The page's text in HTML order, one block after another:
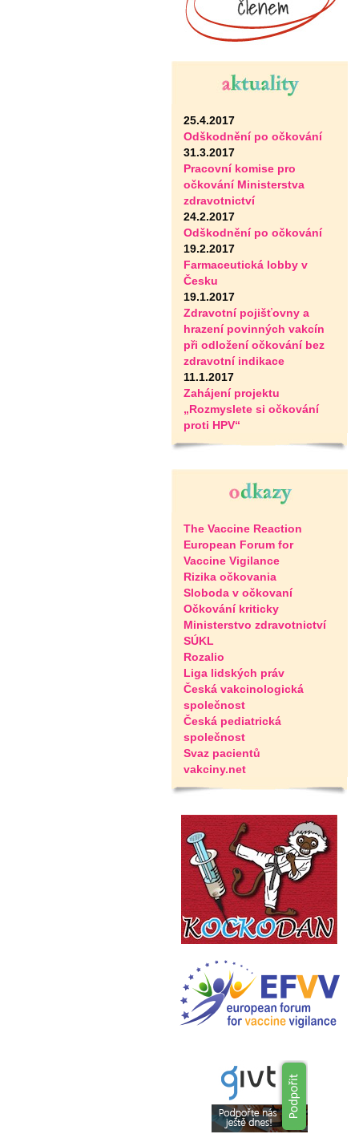
25.4.2017
Odškodnění po očkování
31.3.2017
Pracovní komise pro
očkování Ministerstva
zdravotnictví
24.2.2017
Odškodnění po očkování
19.2.2017
Farmaceutická lobby v
Česku
19.1.2017
Zdravotní pojišťovny a
hrazení povinných vakcín
při odložení očkování bez
zdravotní indikace
11.1.2017
Zahájení projektu
„Rozmyslete si očkování
proti HPV“
The Vaccine Reaction
European Forum for
Vaccine Vigilance
Rizika očkovania
Sloboda v očkovaní
Očkování kriticky
Ministerstvo zdravotnictví
SÚKL
Rozalio
Liga lidských práv
Česká vakcinologická
společnost
Česká pediatrická
společnost
Svaz pacientů
vakciny.net